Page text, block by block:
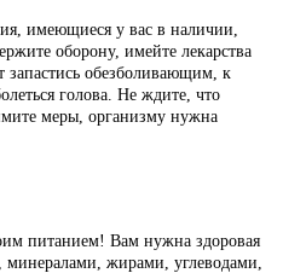
имеющиеся у вас в наличии,
оборону, имейте лекарства
запастись обезболивающим, к
голова. Не ждите, что
меры, организму нужна
питанием! Вам нужна здоровая
жирами, углеводами,